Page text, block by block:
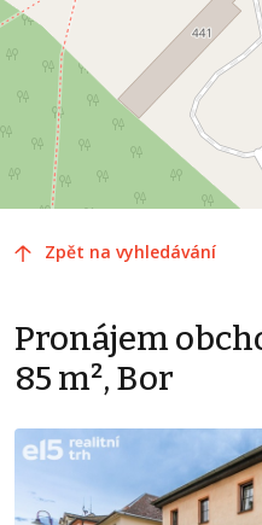
Zpět na vyhledávání
Pronájem
85 m², Bor